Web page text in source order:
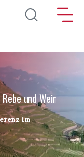
Inhalt
und Wein
im